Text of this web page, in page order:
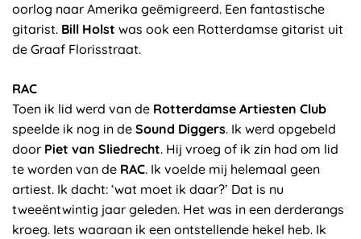
oorlog naar Amerika geëmigreerd. Een fantastische
gitarist. Bill Holst was ook een Rotterdamse gitarist uit
de Graaf Florisstraat.
RAC
Toen ik lid werd van de Rotterdamse Artiesten Club
speelde ik nog in de Sound Diggers. Ik werd opgebeld
door Piet van Sliedrecht. Hij vroeg of ik zin had om lid
te worden van de RAC. Ik voelde mij helemaal geen
artiest. Ik dacht: ‘wat moet ik daar?’ Dat is nu
tweeëntwintig jaar geleden. Het was in een derderangs
kroeg. Iets waaraan ik een ontstellende hekel heb. Ik